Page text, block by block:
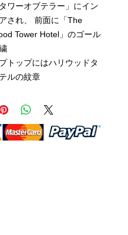
ワーオブテラー」にイン
され、 前面に「The
Tower Hotel」のゴール
トップにはハリウッドタ
ルの紋章